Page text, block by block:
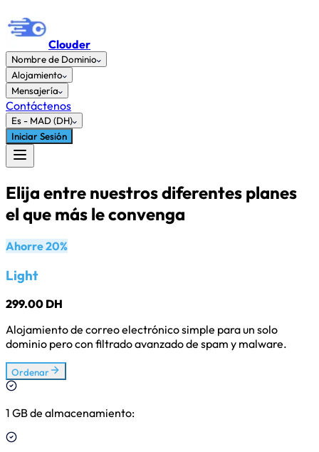
Clouder
Nombre de Dominio
Alojamiento
Mensajería
Contáctenos
Es- MAD (DH)
Iniciar Sesión
Elija entre nuestros diferentes planes
el que más le convenga
Ahorre 20%
Light
299.00 DH
Alojamiento de correo electrónico simple para un solo
dominio pero con filtrado avanzado de spam y malware.
Ordenar
1 GB de almacenamiento: